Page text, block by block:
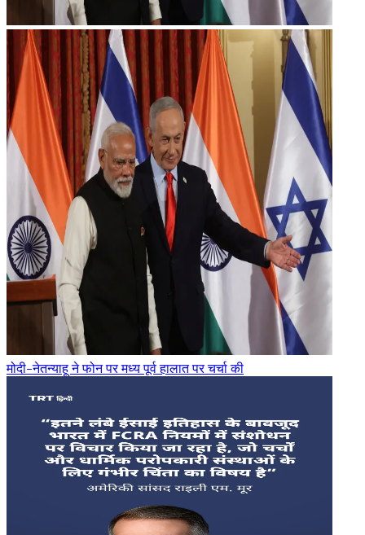
मोदी-नेतन्याहू ने फोन पर मध्य पूर्व हालात पर चर्चा की